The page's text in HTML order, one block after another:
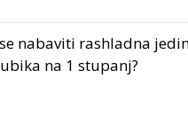
nabaviti rashladna
na 1 stupanj?